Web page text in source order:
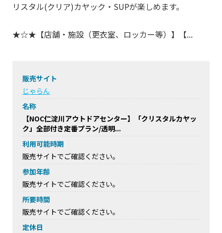
リスタル(クリア)カヤック・SUPが楽しめます。
★☆★【店舗・施設（更衣室、ロッカー等）】【...
販売サイト
じゃらん
名称
【NOC仁淀川アウトドアセンター】「クリスタルカヤッ
ク」全部付き定番プラン/透明...
利用可能時期
販売サイトでご確認ください。
参加年齢
販売サイトでご確認ください。
所要時間
販売サイトでご確認ください。
定休日